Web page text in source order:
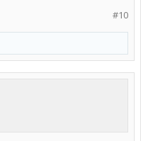
#10